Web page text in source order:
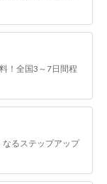
！全国3～7日間程
なるステップアップ